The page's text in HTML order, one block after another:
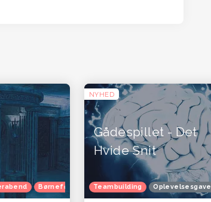
Herretur Blå mandag Efterårferie
Børnefødselsdag Julefrokost Herretur
NYHED
Gådespillet - Det
Hvide Snit
Teambuilding